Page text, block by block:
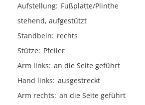
Aufstellung Fußplatte/Plinthe
stehend, aufgestützt
Standbein
rechts
Stütze Pfeiler
Arm links an die Seite geführt
Hand links ausgestreckt
Arm rechts an die Seite geführt